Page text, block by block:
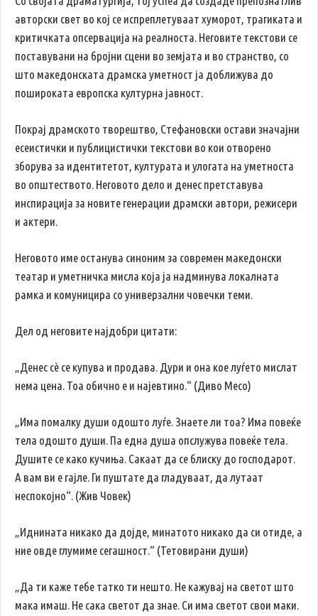
авторски свет во кој се испреплетуваат хуморот, трагиката и
критичката опсервација на реалноста. Неговите текстови се
поставувани на бројни сцени во земјата и во странство, со
што македонската драмска уметност ја доближува до
пошироката европска културна јавност.
Покрај драмското творештво, Стефановски остави значајни
есеистички и публицистички текстови во кои отворено
зборува за идентитетот, културата и улогата на уметноста
во општеството. Неговото дело и денес претставува
инспирација за новите генерации драмски автори, режисери
и актери.
Неговото име останува синоним за современ македонски
театар и уметничка мисла која ја надминува локалната
рамка и комуницира со универзални човечки теми.
Дел од неговите најдобри цитати:
„Денес сè се купува и продава. Дури и она кое луѓето мислат
нема цена. Тоа обично е и најевтино.“ (Диво Месо)
„Има помалку души одошто луѓе. Знаете ли тоа? Има повеќе
тела одошто души. Па една душа опслужува повеќе тела.
Душите се како кучиња. Сакаат да се блиску до господарот.
А вам ви е гајле. Ги пуштате да гладуваат, да лутаат
неспокојно“. (Жив Човек)
„Иднината никако да дојде, минатото никако да си отиде, а
ние овде глумиме сегашност.“ (Тетовирани души)
„Да ти каже тебе татко ти нешто. Не кажувај на светот што
мака имаш. Не сака светот да знае. Си има светот свои маки.